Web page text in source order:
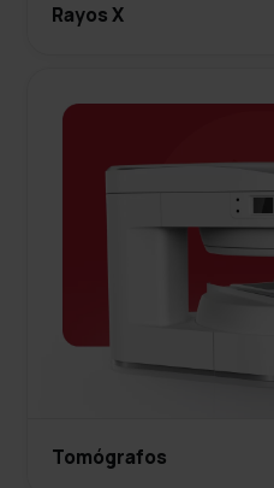
Rayos X
Tomógrafos